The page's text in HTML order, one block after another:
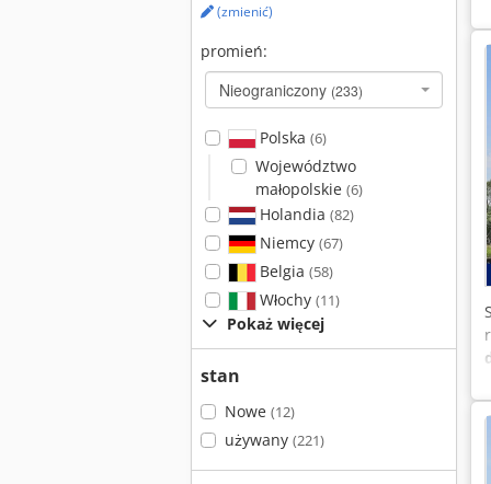
(zmienić)
promień:
Nieograniczony (233)
Polska (6)
Województwo
małopolskie (6)
Holandia (82)
Niemcy (67)
Belgia (58)
Włochy (11)
Pokaż więcej
stan
Nowe (12)
używany (221)